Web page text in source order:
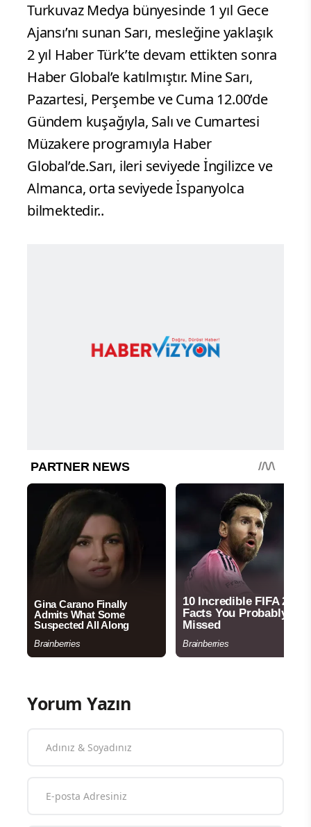
Turkuvaz Medya bünyesinde 1 yıl Gece
Ajansı’nı sunan Sarı, mesleğine yaklaşık
2 yıl Haber Türk’te devam ettikten sonra
Haber Global’e katılmıştır. Mine Sarı,
Pazartesi, Perşembe ve Cuma 12.00’de
Gündem kuşağıyla, Salı ve Cumartesi
Müzakere programıyla Haber
Global’de.Sarı, ileri seviyede İngilizce ve
Almanca, orta seviyede İspanyolca
bilmektedir..
Yorum Yazın